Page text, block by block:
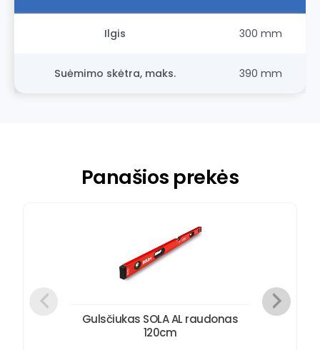
Ilgis 300 mm
Suėmimo skėtra, maks. 390 mm
Panašios prekės
Gulsčiukas SOLA AL raudonas
120cm